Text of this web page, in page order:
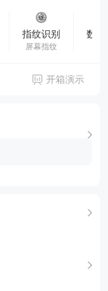
指纹识别
屏幕指纹
数据
开箱演示